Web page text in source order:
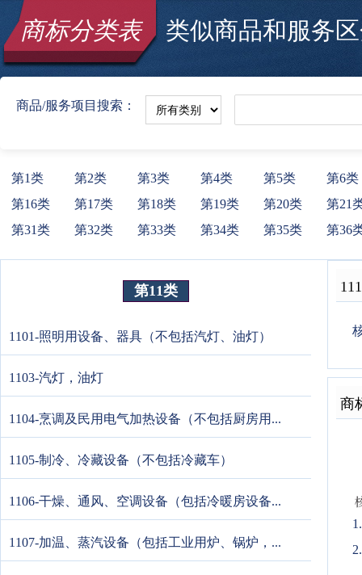
商标分类表类似商品和服务区
商品/服务项目搜索：
第1类 第2类 第3类 第4类 第5类
第6类
第16类
第17类 第18类 第19类 第20类
第21
第31类
第32类 第33类 第34类 第35类 第36
第11类
1101-照明用设备、器具（不包括汽灯、油灯）
1103-汽灯，油灯
1104-烹调及民用电气加热设备（不包括厨房用...
1105-制冷、冷藏设备（不包括冷藏车）
1106-干燥、通风、空调设备（包括冷暖房设备...
1107-加温、蒸汽设备（包括工业用炉、锅炉，...
商